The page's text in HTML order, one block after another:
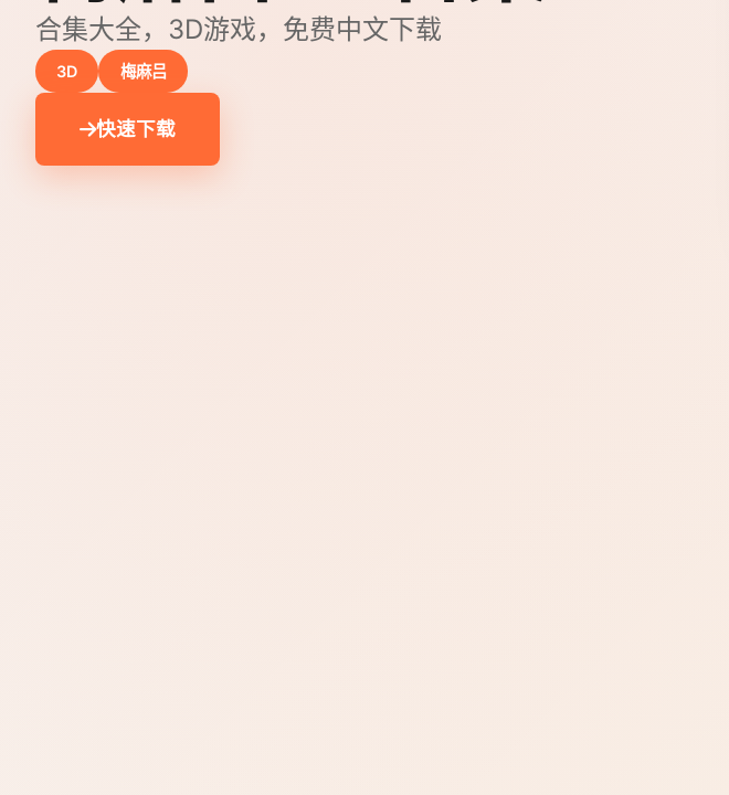
合集大全，3D游戏，免费中文下载
3D 梅麻吕
快速下载